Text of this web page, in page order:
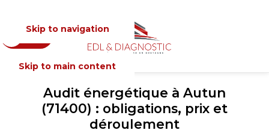
Skip to navigation
Skip to main content
MENU
Audit énergétique à Autun
(71400) : obligations, prix et
déroulement